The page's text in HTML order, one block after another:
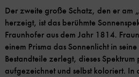
Der zweite große Schatz, den er am
herzeigt, ist das berühmte
Fraunhofer aus dem Jahr 1814.
einem Prisma das Sonnenlicht in
Bestandteile zerlegt, dieses Spektrum
aufgezeichnet und selbst koloriert. In